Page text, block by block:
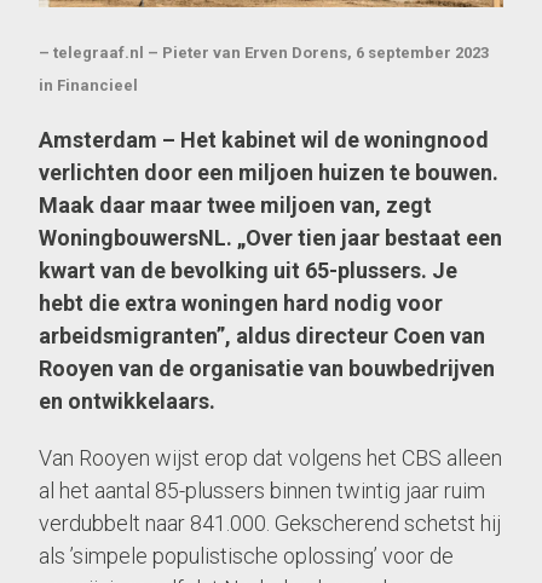
– telegraaf.nl – Pieter van Erven Dorens, 6 september 2023
in Financieel
Amsterdam – Het kabinet wil de woningnood
verlichten door een miljoen huizen te bouwen.
Maak daar maar twee miljoen van, zegt
WoningbouwersNL. „Over tien jaar bestaat een
kwart van de bevolking uit 65-plussers. Je
hebt die extra woningen hard nodig voor
arbeidsmigranten”, aldus directeur Coen van
Rooyen van de organisatie van bouwbedrijven
en ontwikkelaars.
Van Rooyen wijst erop dat volgens het CBS alleen
al het aantal 85-plussers binnen twintig jaar ruim
verdubbelt naar 841.000. Gekscherend schetst hij
als ’simpele populistische oplossing’ voor de